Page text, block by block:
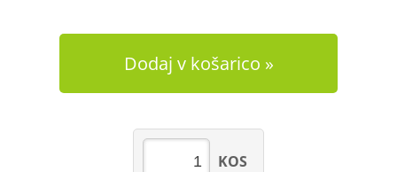
Dodaj v košarico
KOS